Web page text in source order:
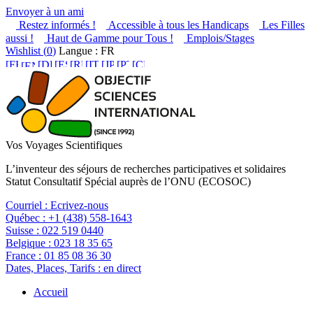
Envoyer à un ami
Restez informés !
Accessible à tous les Handicaps
Les Filles
aussi !
Haut de Gamme pour Tous !
Emplois/Stages
Wishlist (0) Langue : FR
Vos Voyages Scientifiques
L’inventeur des séjours de recherches participatives et solidaires
Statut Consultatif Spécial auprès de l’ONU (ECOSOC)
Courriel : Ecrivez-nous
Québec : +1 (438) 558-1643
Suisse : 022 519 0440
Belgique : 023 18 35 65
France : 01 85 08 36 30
Dates, Places, Tarifs : en direct
Accueil